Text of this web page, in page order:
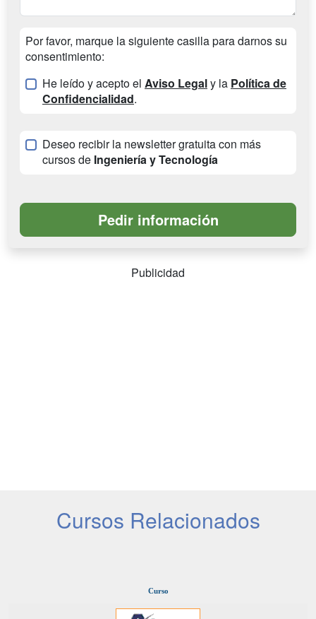
Por favor, marque la siguiente casilla para darnos su
consentimiento:
He leído y acepto el Aviso Legaly la Política de
Confidencialidad.
Deseo recibir la newsletter gratuita con más
cursos de Ingeniería y Tecnología
Publicidad
Cursos Relacionados
Curso